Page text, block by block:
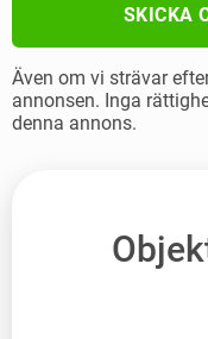
SKICKA
Även om vi strävar
annonsen. Inga
denna annons.